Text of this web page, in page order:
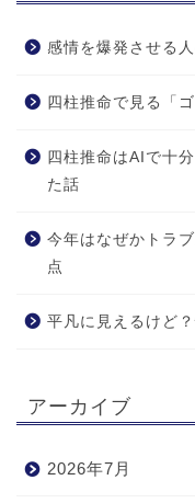
感情を爆発させる
四柱推命で見る「
四柱推命はAIで十
た話
今年はなぜかトラ
点
平凡に見えるけど
アーカイブ
2026年7月